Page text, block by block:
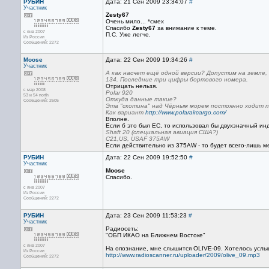
РУБИН
Участник
с янв 2007
Из России
Сообщений: 2272
Дата: 21 Сен 2009 23:34:07 #
Zesty67
Очень мило... *смех
Спасибо Zesty67 за внимание к теме.
П.С. Уже легче.
Moose
Участник
с мар 2008
53 и 54 north
Сообщений: 2605
Дата: 22 Сен 2009 19:34:26 #
А как насчет ещё одной версии? Допустим на земле,
134. Последние три цифры бортового номера.
Отрицать нельзя.
Polar 920
Откуда данные такие?
Эта "скотина" над Чёрным морем постоянно ходит
Как вариант http://www.polaraircargo.com/
Вполне.
Если б это был ЕС, то использовал бы двухзначный
Shaft 20 (специальная авиация США?)
C21,US, USAF 375AW
Если действительно из 375AW - то будет всего-лишь
РУБИН
Участник
с янв 2007
Из России
Сообщений: 2272
Дата: 22 Сен 2009 19:52:50 #
Moose
Спасибо.
РУБИН
Участник
с янв 2007
Из России
Сообщений: 2272
Дата: 23 Сен 2009 11:53:23 #
Радиосеть:
"ОБП ИКАО на Ближнем Востоке"
На опознание, мне слышится OLIVE-09. Хотелось
http://www.radioscanner.ru/uploader/2009/olive_09.mp3